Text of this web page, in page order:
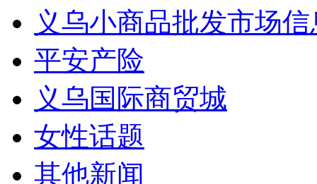
义乌小商品批发市场
平安产险
义乌国际商贸城
女性话题
其他新闻